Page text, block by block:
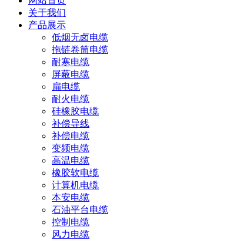
关于我们
产品展示
低烟无卤电缆
拖链卷筒电缆
耐寒电缆
屏蔽电缆
扁电缆
耐火电缆
硅橡胶电缆
补偿导线
补偿电缆
变频电缆
高温电缆
橡胶软电缆
计算机电缆
本安电缆
石油平台电缆
控制电缆
风力电缆